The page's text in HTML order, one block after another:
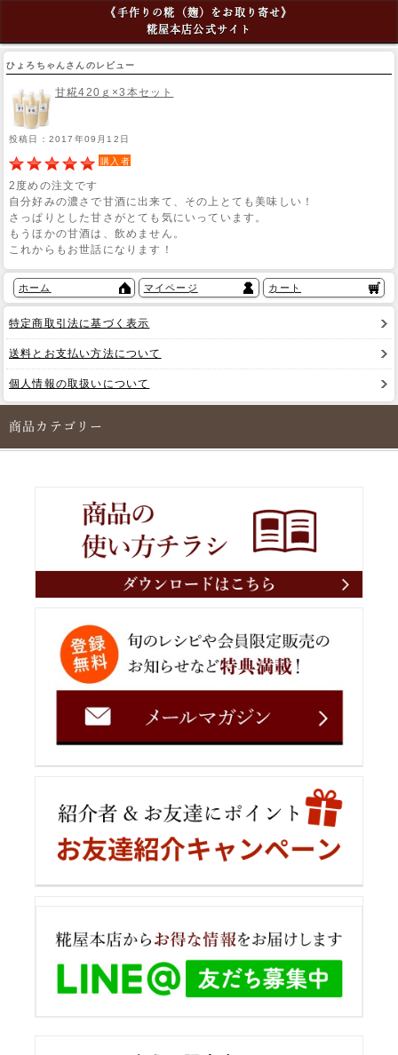
《手作りの糀（麹）をお取り寄せ》
糀屋本店公式サイト
ひょろちゃんさんのレビュー
甘糀420ｇ×3本セット
投稿日：2017年09月12日
購入者
2度めの注文です
自分好みの濃さで甘酒に出来て、その上とても美味しい！
さっぱりとした甘さがとても気にいっています。
もうほかの甘酒は、飲めません。
これからもお世話になります！
ホーム マイページ カート
特定商取引法に基づく表示
送料とお支払い方法について
個人情報の取扱いについて
商品カテゴリー